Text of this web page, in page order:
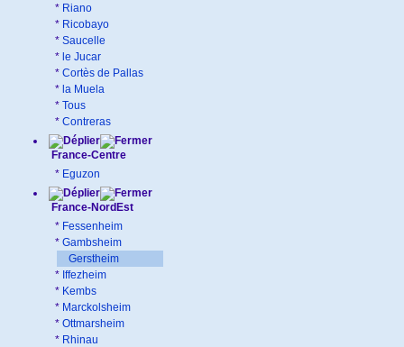
* Riano
* Ricobayo
* Saucelle
* le Jucar
* Cortès de Pallas
* la Muela
* Tous
* Contreras
France-Centre
* Eguzon
France-NordEst
* Fessenheim
* Gambsheim
Gerstheim
* Iffezheim
* Kembs
* Marckolsheim
* Ottmarsheim
* Rhinau